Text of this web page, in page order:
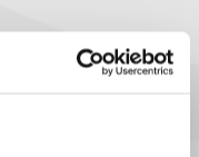
Semaris sur sa
à la